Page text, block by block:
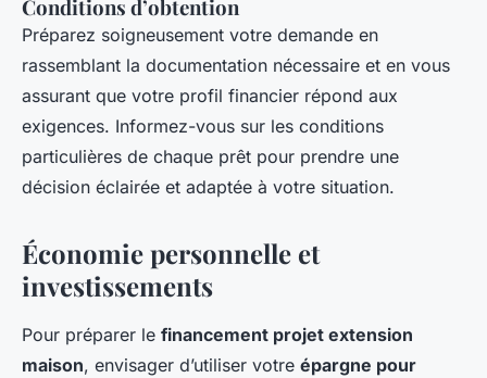
Conditions d’obtention
Préparez soigneusement votre demande en
rassemblant la documentation nécessaire et en vous
assurant que votre profil financier répond aux
exigences. Informez-vous sur les conditions
particulières de chaque prêt pour prendre une
décision éclairée et adaptée à votre situation.
Économie personnelle et
investissements
Pour préparer le financement projet extension
maison, envisager d’utiliser votre épargne pour